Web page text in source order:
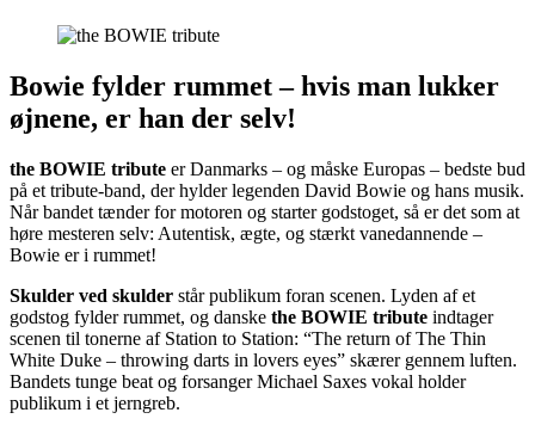
Bowie fylder rummet – hvis man lukker
øjnene, er han der selv!
the BOWIE tribute ​ er Danmarks – og måske Europas – bedste bud
på et tribute-band, der hylder legenden David Bowie og hans musik.
Når bandet tænder for motoren og starter godstoget, så er det som at
høre mesteren selv: Autentisk, ægte, og stærkt vanedannende –
Bowie er i rummet!
Skulder ved skulder står publikum foran scenen. Lyden af et
godstog fylder rummet, og danske ​ the BOWIE tribute​ indtager
scenen til tonerne af Station to Station: “The return of The Thin
White Duke – throwing darts in lovers eyes”​ skærer gennem luften.
Bandets tunge beat og forsanger Michael Saxes vokal holder
publikum i et jerngreb.